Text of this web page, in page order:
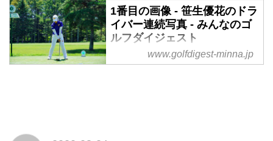
1番目の画像 - 笹生優花のドラ
イバー連続写真 - みんなのゴ
ルフダイジェスト
www.golfdigest-minna.jp